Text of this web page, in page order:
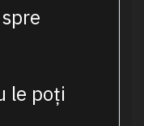
le poți